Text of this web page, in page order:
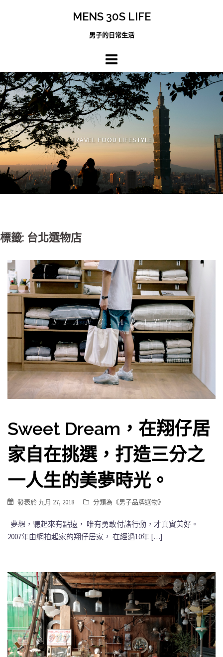
MENS 30S LIFE
男子的日常生活
TRAVEL FOOD LIFESTYLE
標籤: 台北選物店
Sweet Dream，在翔仔居
家自在挑選，打造三分之
一人生的美夢時光。
發表於 九月 27, 2018 分類為《男子品牌選物》
夢想，聽起來有點遠， 唯有勇敢付諸行動，才真實美好。
2007年由網拍起家的翔仔居家， 在經過10年 […]